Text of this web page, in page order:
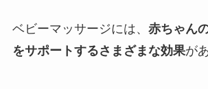
ベビーマッサージには、 赤ちゃん
をサポートするさまざまな効果が